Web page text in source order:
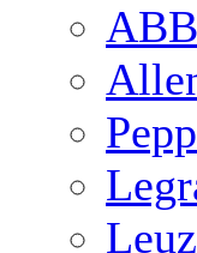
ABB